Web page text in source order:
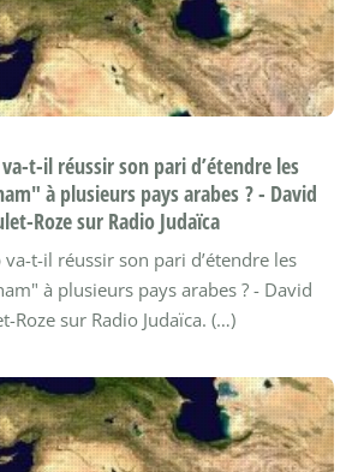
t-il réussir son pari d’étendre les
à plusieurs pays arabes ? - David
Roze sur Radio Judaïca
t-il réussir son pari d’étendre les
à plusieurs pays arabes ? - David
Roze sur Radio Judaïca. (…)